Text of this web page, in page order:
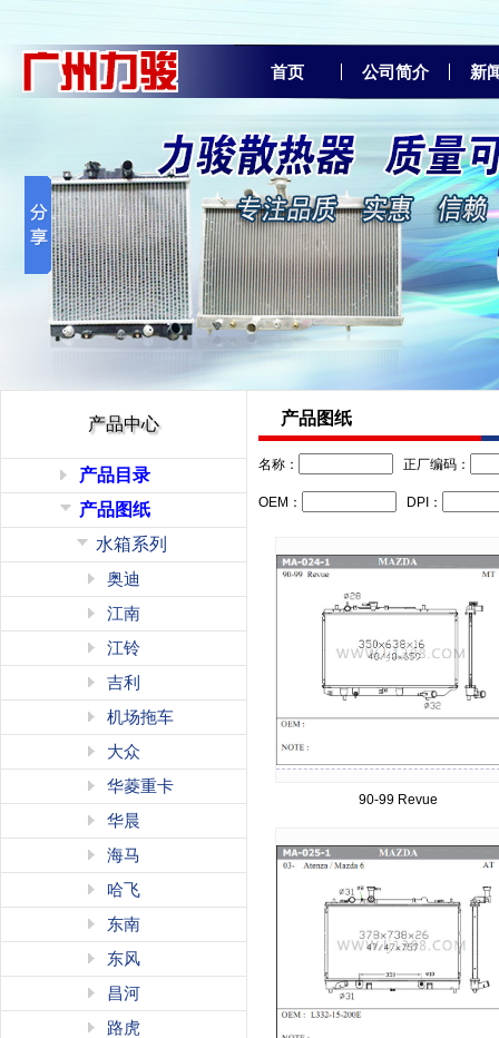
首页 公司简介 新
产品中心
产品目录
产品图纸
水箱系列
奥迪
江南
江铃
吉利
机场拖车
大众
华菱重卡
华晨
海马
哈飞
东南
东风
昌河
路虎
产品图纸
名称： 正厂编码：
OEM： DPI：
90-99 Revue